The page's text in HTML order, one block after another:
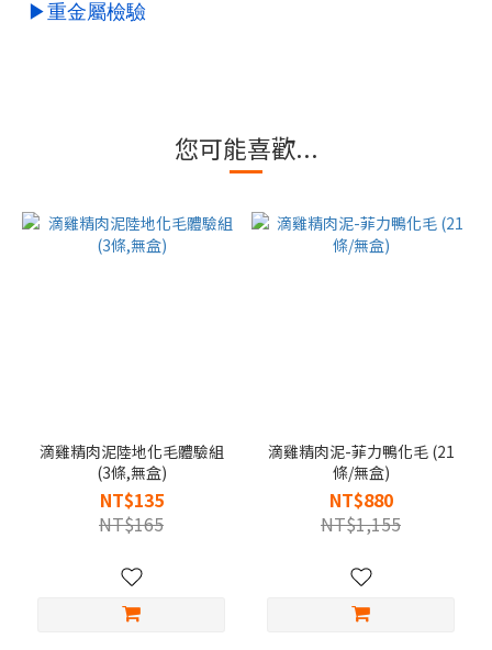
▶重金屬檢驗
您可能喜歡...
滴雞精肉泥陸地化毛體驗組
(3條,無盒)
NT$135
NT$165
滴雞精肉泥-菲力鴨化毛 (21
條/無盒)
NT$880
NT$1,155